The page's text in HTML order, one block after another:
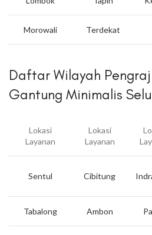
Morowali Terdekat
Daftar Wilayah
Gantung Minimalis
Lokasi
Layanan
Lokasi
Layanan
Sentul Cibitung
Tabalong Ambon